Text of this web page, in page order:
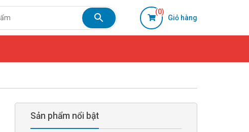
Giỏ hàng
(0)
Sản phẩm nổi bật